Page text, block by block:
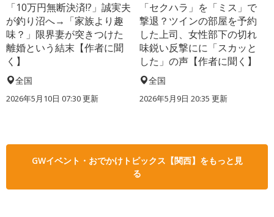
「10万円無断決済!?」誠実夫
が釣り沼へ→「家族より趣
味？」限界妻が突きつけた
離婚という結末【作者に聞
く】
全国
2026年5月10日 07:30 更新
「セクハラ」を「ミス」で
撃退？ツインの部屋を予約
した上司、女性部下の切れ
味鋭い反撃にに「スカッと
した」の声【作者に聞く】
全国
2026年5月9日 20:35 更新
GWイベント・おでかけトピックス【関西】をもっと見
る